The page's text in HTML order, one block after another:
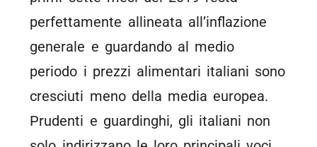
perfettamente allineata all’inflazione
generale e guardando al medio
periodo i prezzi alimentari italiani sono
cresciuti meno della media europea.
Prudenti e guardinghi, gli italiani non